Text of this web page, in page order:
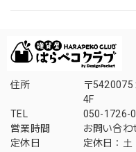
住所
〒
4F
TEL
050-1726-
営業時間
お問い合
定休日
定休日：土